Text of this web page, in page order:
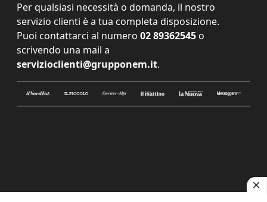
Per qualsiasi necessità o domanda, il nostro
servizio clienti è a tua completa disposizione.
Puoi contattarci al numero 02 89362545 o
scrivendo una mail a
servizioclienti@grupponem.it.